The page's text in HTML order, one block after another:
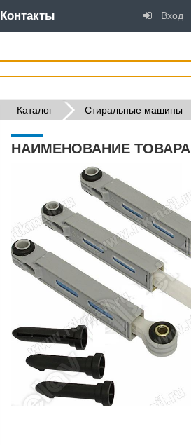
Контакты Вход
Каталог Стиральные машины
НАИМЕНОВАНИЕ ТОВАРА